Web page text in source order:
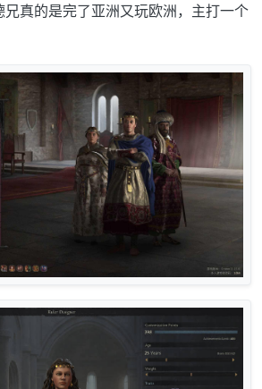
真的是完了亚洲又玩欧洲，主打一个